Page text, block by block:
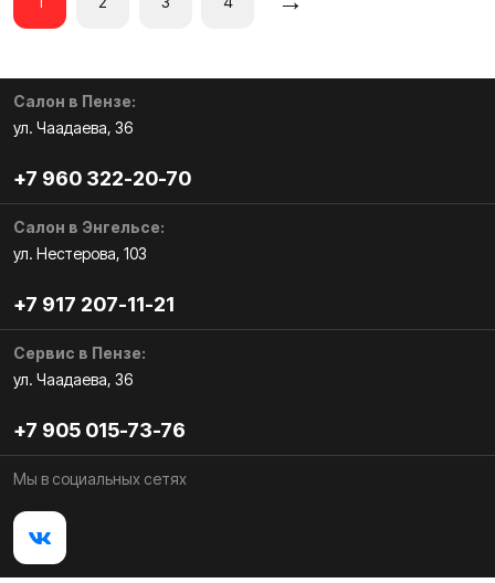
Салон в Пензе:
ул. Чаадаева, 36
+7 960 322-20-70
Салон в Энгельсе:
ул. Нестерова, 103
+7 917 207-11-21
Сервис в Пензе:
ул. Чаадаева, 36
+7 905 015-73-76
Мы в социальных сетях